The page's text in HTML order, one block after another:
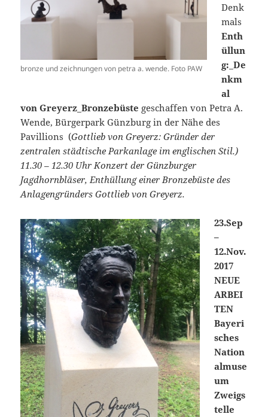
bronze und zeichnungen von petra a. wende. Foto PAW
Denk
mals
Enth
üllun
g:_De
nkm
al
von Greyerz_Bronzebüste geschaffen von Petra A.
Wende, Bürgerpark Günzburg in der Nähe des
Pavillions (Gottlieb von Greyerz: Gründer der
zentralen städtische Parkanlage im englischen Stil.)
11.30 – 12.30 Uhr Konzert der Günzburger
Jagdhornbläser, Enthüllung einer Bronzebüste des
Anlagengründers Gottlieb von Greyerz.
23.Sep
–
12.Nov.
2017
NEUE
ARBEI
TEN
Bayeri
sches
Nation
almuse
um
Zweigs
telle